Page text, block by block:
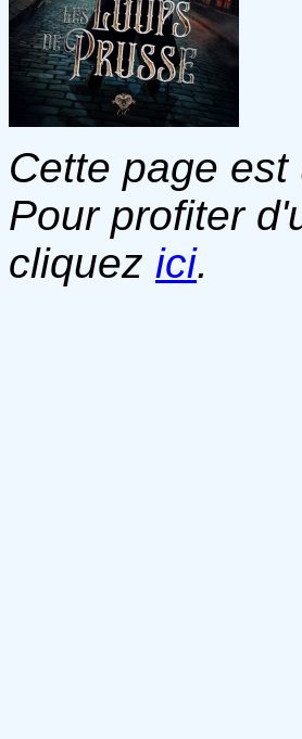
Cette page
Pour profiter
cliquez ici.